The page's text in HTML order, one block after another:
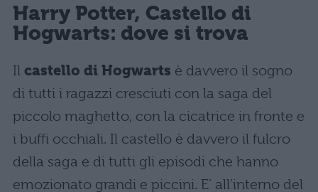
Harry Potter, Castello di
Hogwarts: dove si trova
Il castello di Hogwarts è davvero il sogno
di tutti i ragazzi cresciuti con la saga del
piccolo maghetto, con la cicatrice in fronte e
i buffi occhiali. Il castello è davvero il fulcro
della saga e di tutti gli episodi che hanno
emozionato grandi e piccini. E’ all’interno del